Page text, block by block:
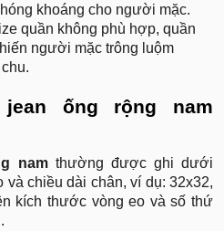
khoáng cho người mặc.
quần không phù hợp, quần
người mặc trông luộm
ống rộng nam
nam thường được ghi dưới
chiều dài chân, ví dụ: 32x32,
kích thước vòng eo và số thứ